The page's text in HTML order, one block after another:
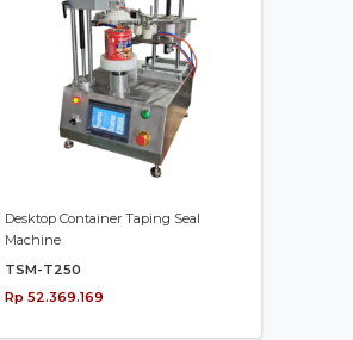
Desktop Container Taping Seal
Machine
TSM-T250
Rp 52.369.169